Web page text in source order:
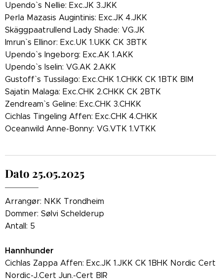
Upendo` s Nellie: Exc.JK 3.JKK
Perla Mazasis Augintinis: Exc.JK 4.JKK
Skäggpaatrullend Lady Shade: VG.JK
Imrun` s Ellinor: Exc.UK 1.UKK CK 3BTK
Upendo` s Ingeborg: Exc.AK 1.AKK
Upendo` s Iselin: VG.AK 2.AKK
Gustoff` s Tussilago: Exc.CHK 1.CHKK CK 1BTK BIM
Sajatin Malaga: Exc.CHK 2.CHKK CK 2BTK
Zendream` s Geline: Exc.CHK 3.CHKK
Cichlas Tingeling Affen: Exc.CHK 4.CHKK
Oceanwild Anne-Bonny: VG.VTK 1.VTKK
Dato 25.05.2025
Arrangør: NKK Trondheim
Dommer: Sølvi Schelderup
Antall: 5
Hannhunder
Cichlas Zappa Affen: Exc.JK 1.JKK CK 1BHK Nordic Cert
Nordic-J.Cert Jun.-Cert BIR